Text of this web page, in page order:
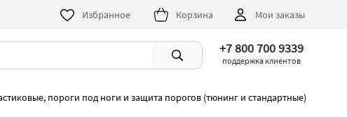
Избранное Корзина Мои заказы
+7 800 700 9339
поддержка клиентов
пороги под ноги и защита порогов (тюнинг и стандартные)